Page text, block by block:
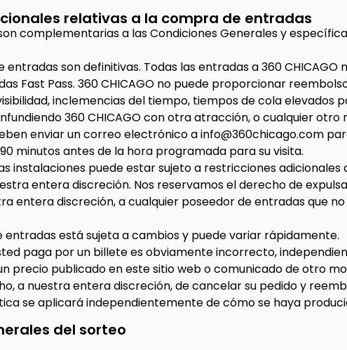
relativas a la compra de entradas
complementarias a las Condiciones Generales y
entradas son definitivas. Todas las entradas a 360 CHICAGO
Fast Pass. 360 CHICAGO no puede proporcionar
inclemencias del tiempo, tiempos de cola elevados
360 CHICAGO con otra atracción, o cualquier otro
enviar un correo electrónico a info@360chicago.com
minutos antes de la hora programada para su visita.
instalaciones puede estar sujeto a restricciones adicionales
entera discreción. Nos reservamos el derecho de
entera discreción, a cualquier poseedor de entradas que
entradas está sujeta a cambios y puede variar rápidamente.
paga por un billete es obviamente incorrecto,
precio publicado en este sitio web o comunicado de otro
a nuestra entera discreción, de cancelar su pedido y
se aplicará independientemente de cómo se haya
del sorteo